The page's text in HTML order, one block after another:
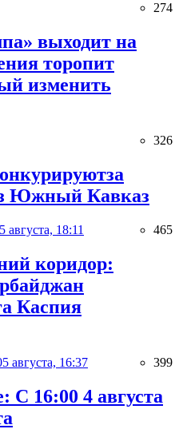
274
выходит на
торопит
изменить
326
Южный Кавказ
августа, 18:11 465
коридор:
Каспия
августа, 16:37 399
С 16:00 4 августа